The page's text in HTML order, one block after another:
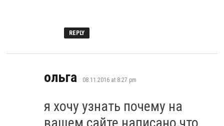
REPLY
ольга says:
08.11.2016 at 8:27 pm
я хочу узнать почему на